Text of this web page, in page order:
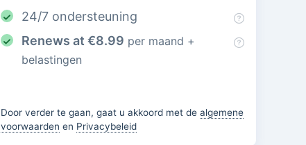
24/7 ondersteuning
Renews at €8.99 per maand +
belastingen
Door verder te gaan, gaat u akkoord met de algemene
voorwaarden en Privacybeleid